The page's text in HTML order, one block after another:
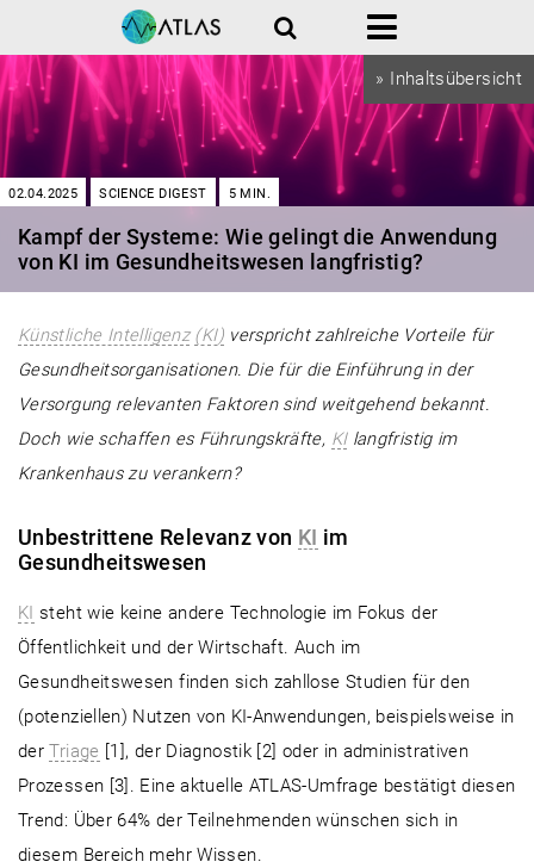
» Inhaltsübersicht
Suche Menü
02.04.2025 SCIENCE DIGEST 5 MIN.
Kampf der Systeme: Wie gelingt die Anwendung
von KI im Gesundheitswesen langfristig?
Künstliche Intelligenz (KI)verspricht zahlreiche Vorteile für
Gesundheitsorganisationen. Die für die Einführung in der
Versorgung relevanten Faktoren sind weitgehend bekannt.
Doch wie schaffen es Führungskräfte, KIlangfristig im
Krankenhaus zu verankern?
Unbestrittene Relevanz von KI im
Gesundheitswesen
KI steht wie keine andere Technologie im Fokus der
Öffentlichkeit und der Wirtschaft. Auch im
Gesundheitswesen finden sich zahllose Studien für den
(potenziellen) Nutzen von KI-Anwendungen, beispielsweise in
derTriage [1], der Diagnostik [2] oder in administrativen
Prozessen [3]. Eine aktuelle ATLAS-Umfrage bestätigt diesen
Trend: Über 64% der Teilnehmenden wünschen sich in
diesem Bereich mehr Wissen.